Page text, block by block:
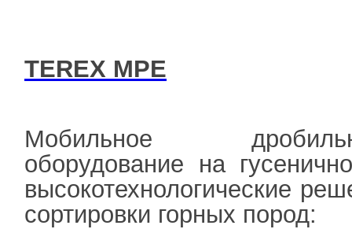
TEREX MPE
Мобильное дробильно-
оборудование на
высокотехнологические
сортировки горных пород: